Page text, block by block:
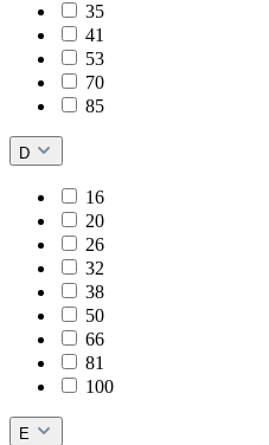
35
41
53
70
85
D
16
20
26
32
38
50
66
81
100
E